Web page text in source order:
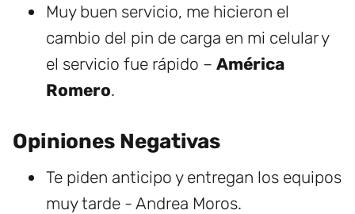
Muy buen servicio, me hicieron el
cambio del pin de carga en mi celular y
el servicio fue rápido – América
Romero.
Opiniones Negativas
Te piden anticipo y entregan los equipos
muy tarde - Andrea Moros.